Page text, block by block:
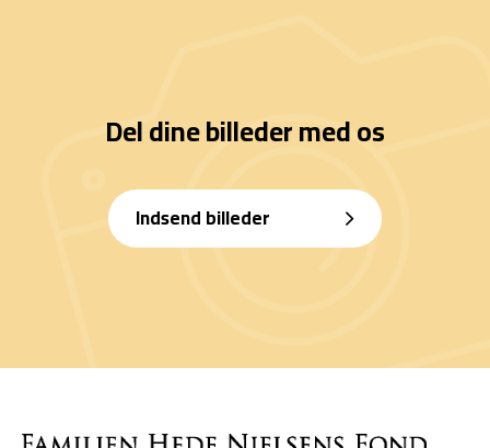
Del dine billeder med os
Indsend billeder